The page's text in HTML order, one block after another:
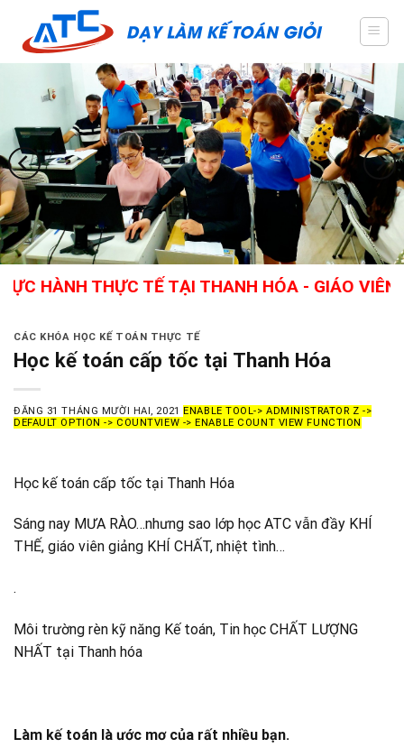
content
THỰC TẾ TẠI THANH HÓA - GIÁO VIÊN GIỎI,
CÁC KHÓA HỌC KẾ TOÁN THỰC TẾ
Học kế toán cấp tốc tại Thanh Hóa
ĐĂNG 31 THÁNG MƯỜI HAI, 2021 ENABLE TOOL-> ADMINISTRATOR Z ->
DEFAULT OPTION -> COUNTVIEW -> ENABLE COUNT VIEW FUNCTION
Học kế toán cấp tốc tại Thanh Hóa
Sáng nay MƯA RÀO…nhưng sao lớp học ATC vẫn đầy KHÍ
THẾ, giáo viên giảng KHÍ CHẤT, nhiệt tình…
.
Môi trường rèn kỹ năng Kế toán, Tin học CHẤT LƯỢNG
NHẤT tại Thanh hóa
Làm kế toán là ước mơ của rất nhiều bạn.